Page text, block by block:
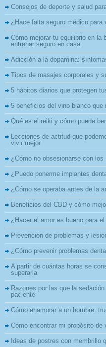
Consejos de deporte y salud
¿Hace falta seguro médico
Cómo mejorar tu equilibrio en la
entrenar seguro en casa
Adicción a la dopamina:
Tipos de masajes corporales y
5 hábitos diarios que protegen
5 beneficios del vino blanco que
Qué es el reiki y cómo puede
Lecciones de actitud que
vivir mejor
¿Cómo no obsesionarse con
¿Puedo ponerme implantes
¿Cómo se operaba antes de la
Beneficios del CBD y cómo
¿Hacer el amor es bueno para
Prevención de problemas y
¿Cómo prevenir problemas
A partir de cuántas horas se
superarla
Razones por las que la
paciente
Cómo enamorar a un hombre:
Cómo encontrar mi propósito de
Ideas de postres con membrillo